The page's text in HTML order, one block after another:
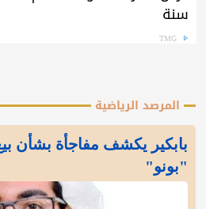
سنة
TMG
المرصد الرياضية
بابكير يكشف مفاجأة بشأن
"بونو"